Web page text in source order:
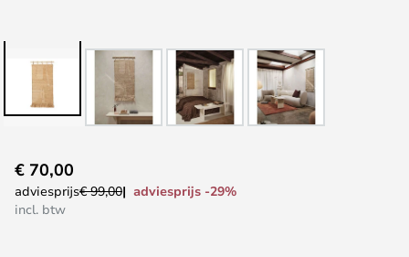
naar
het
€ 70,00
adviesprijs€ 99,00
adviesprijs -29%
incl. btw